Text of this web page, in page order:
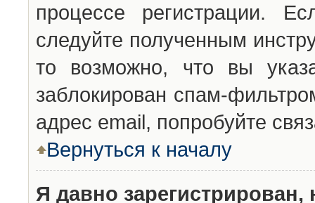
процессе регистрации.
следуйте полученным
то возможно, что вы
заблокирован спам-
адрес email, попробуйте
Вернуться к началу
Я давно